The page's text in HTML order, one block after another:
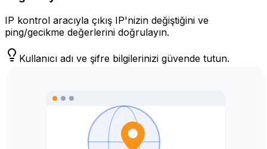
IP kontrol aracıyla çıkış IP'nizin değiştiğini ve
ping/gecikme değerlerini doğrulayın.
Kullanıcı adı ve şifre bilgilerinizi güvende tutun.